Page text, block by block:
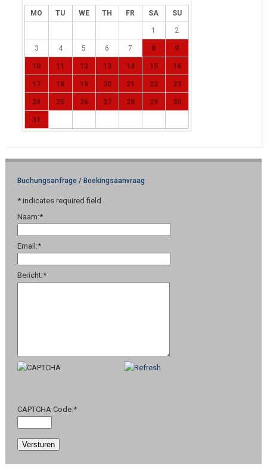
MO TU WE TH FR SA SU
1 2
3 4 5 6 7 8 9
10 11 12 13 14 15 16
17 18 19 20 21 22 23
24 25 26 27 28 29 30
31
Buchungsanfrage / Boekingsaanvraag
* indicates required field
Naam:*
Email:*
Bericht:*
CAPTCHA Code:*